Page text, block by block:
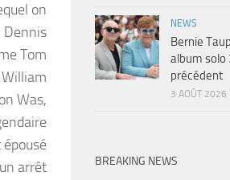
on
Dennis
Tom
Was,
arrêt
NEWS
Bernie
album solo
précédent
3 AOÛT 2026
BREAKING NEWS